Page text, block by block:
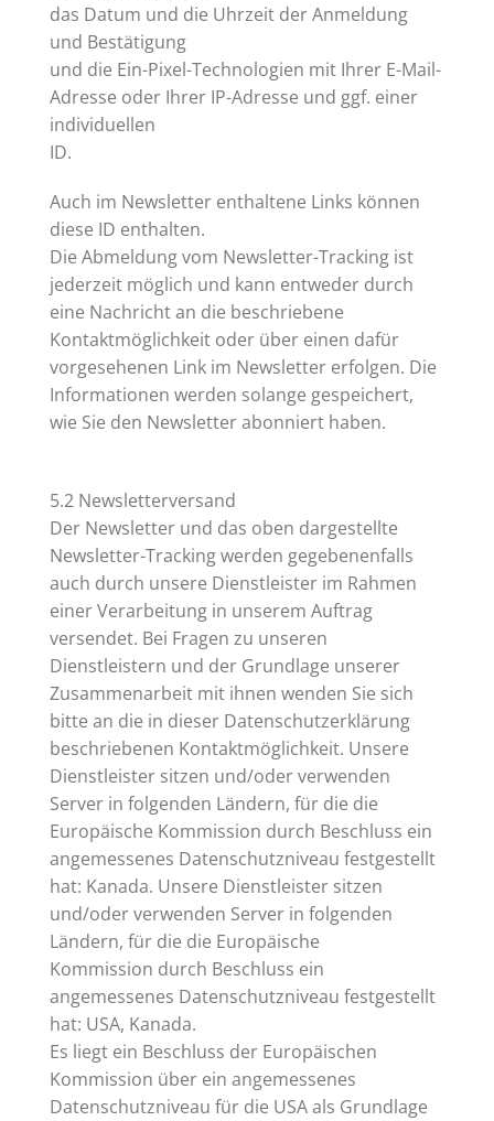
das Datum und die Uhrzeit der Anmeldung
und Bestätigung
und die Ein-Pixel-Technologien mit Ihrer E-Mail-
Adresse oder Ihrer IP-Adresse und ggf. einer
individuellen
ID.
Auch im Newsletter enthaltene Links können
diese ID enthalten.
Die Abmeldung vom Newsletter-Tracking ist
jederzeit möglich und kann entweder durch
eine Nachricht an die beschriebene
Kontaktmöglichkeit oder über einen dafür
vorgesehenen Link im Newsletter erfolgen. Die
Informationen werden solange gespeichert,
wie Sie den Newsletter abonniert haben.
5.2 Newsletterversand
Der Newsletter und das oben dargestellte
Newsletter-Tracking werden gegebenenfalls
auch durch unsere Dienstleister im Rahmen
einer Verarbeitung in unserem Auftrag
versendet. Bei Fragen zu unseren
Dienstleistern und der Grundlage unserer
Zusammenarbeit mit ihnen wenden Sie sich
bitte an die in dieser Datenschutzerklärung
beschriebenen Kontaktmöglichkeit. Unsere
Dienstleister sitzen und/oder verwenden
Server in folgenden Ländern, für die die
Europäische Kommission durch Beschluss ein
angemessenes Datenschutzniveau festgestellt
hat: Kanada. Unsere Dienstleister sitzen
und/oder verwenden Server in folgenden
Ländern, für die die Europäische
Kommission durch Beschluss ein
angemessenes Datenschutzniveau festgestellt
hat: USA, Kanada.
Es liegt ein Beschluss der Europäischen
Kommission über ein angemessenes
Datenschutzniveau für die USA als Grundlage